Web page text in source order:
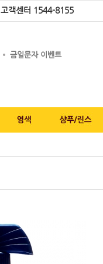
고객센터 1544-8155
금일문자 이벤트